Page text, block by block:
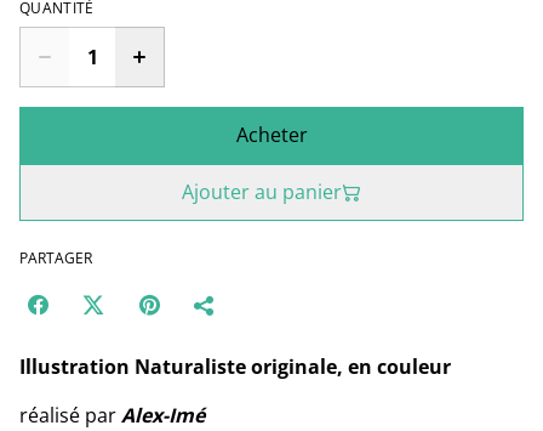
QUANTITÉ
Acheter
Ajouter au panier
PARTAGER
Illustration Naturaliste originale, en couleur
réalisé parAlex-Imé